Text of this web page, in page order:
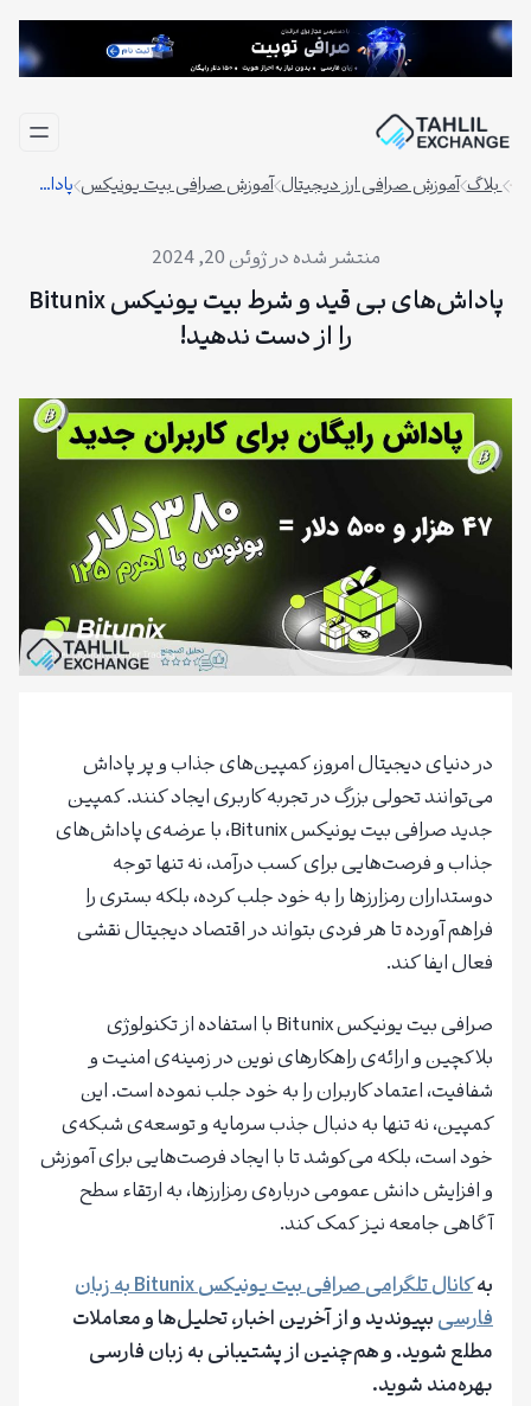
رفتن
بلاگ آموزش صرافی ارز دیجیتال آموزش صرافی بیت یونیکس پاداش‌های بی قید و شرط بیت یونیکس Bitunix را از دست ندهید!
ژوئن 20, 2024
پاداش‌های بی قید و شرط بیت یونیکس Bitunix
را از دست ندهید!
در دنیای دیجیتال امروز، کمپین‌های جذاب و پر پاداش
می‌توانند تحولی بزرگ در تجربه کاربری ایجاد کنند. کمپین
جدید صرافی بیت یونیکس Bitunix، با عرضه‌ی پاداش‌های
جذاب و فرصت‌هایی برای کسب درآمد، نه تنها توجه
دوستداران رمزارزها را به خود جلب کرده، بلکه بستری را
فراهم آورده تا هر فردی بتواند در اقتصاد دیجیتال نقشی
فعال ایفا کند.
صرافی بیت یونیکس Bitunix با استفاده از تکنولوژی
بلاکچین و ارائه‌ی راهکارهای نوین در زمینه‌ی امنیت و
شفافیت، اعتماد کاربران را به خود جلب نموده است. این
کمپین، نه تنها به دنبال جذب سرمایه و توسعه‌ی شبکه‌ی
خود است، بلکه می‌کوشد تا با ایجاد فرصت‌هایی برای آموزش
و افزایش دانش عمومی درباره‌ی رمزارزها، به ارتقاء سطح
آگاهی جامعه نیز کمک کند.
به
کانال تلگرامی صرافی بیت یونیکس Bitunix به زبان
فارسیبپیوندید و از آخرین اخبار، تحلیل‌ها و معاملات
مطلع شوید.و هم‌چنین از پشتیبانی به زبان فارسی
بهره‌مند شوید.